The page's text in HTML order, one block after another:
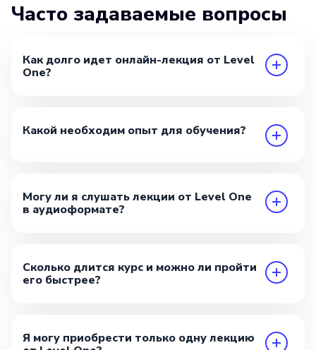
Часто задаваемые вопросы
Как долго идет онлайн-лекция от Level
One?
Какой необходим опыт для обучения?
Могу ли я слушать лекции от Level One
в аудиоформате?
Сколько длится курс и можно ли пройти
его быстрее?
Я могу приобрести только одну лекцию